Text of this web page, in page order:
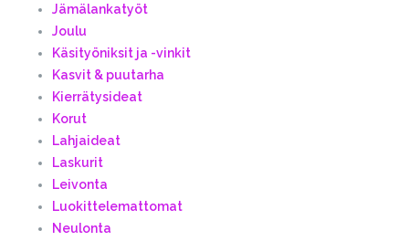
Jämälankatyöt
Joulu
Käsityöniksit ja -vinkit
Kasvit & puutarha
Kierrätysideat
Korut
Lahjaideat
Laskurit
Leivonta
Luokittelemattomat
Neulonta